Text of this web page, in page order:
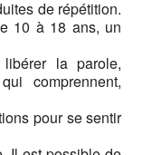
de répétition.
10 à 18 ans, un
la parole,
comprennent,
pour se sentir